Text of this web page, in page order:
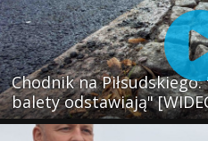
Chodnik na
balety odstawiają"